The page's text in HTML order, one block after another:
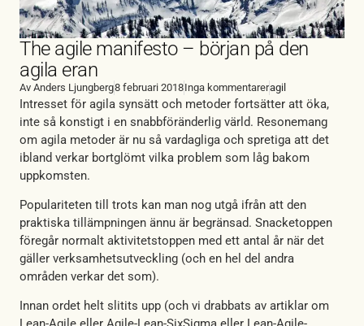
The agile manifesto – början på den
agila eran
Av Anders Ljungberg8 februari 2018Inga kommentareragil
Intresset för agila synsätt och metoder fortsätter att öka,
inte så konstigt i en snabbföränderlig värld. Resonemang
om agila metoder är nu så vardagliga och spretiga att det
ibland verkar bortglömt vilka problem som låg bakom
uppkomsten.
Populariteten till trots kan man nog utgå ifrån att den
praktiska tillämpningen ännu är begränsad. Snacketoppen
föregår normalt aktivitetstoppen med ett antal år när det
gäller verksamhetsutveckling (och en hel del andra
områden verkar det som).
Innan ordet helt slitits upp (och vi drabbats av artiklar om